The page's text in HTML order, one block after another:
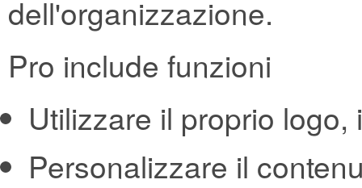
dell'organizzazione.
Pro include funzioni
Utilizzare il proprio
Personalizzare il